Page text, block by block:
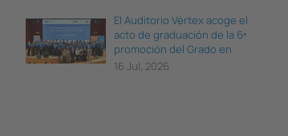
El Auditorio Vèrtex acoge el
acto de graduación de la 6ª
promoción del Grado en
Ciencia e Ingeniería de Datos
16 Jul, 2026